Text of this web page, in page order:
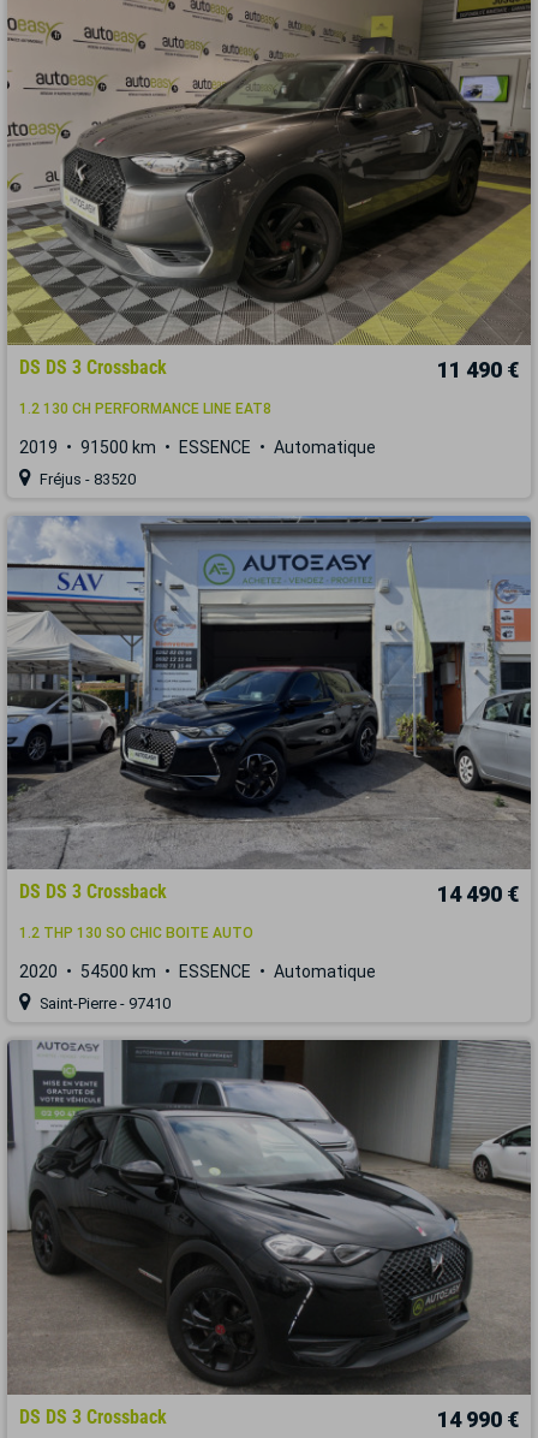
DS DS 3 Crossback 11 490 €
1.2 130 CH PERFORMANCE LINE EAT8
2019 91500 km ESSENCE Automatique
Fréjus - 83520
DS DS 3 Crossback 14 490 €
1.2 THP 130 SO CHIC BOITE AUTO
2020 54500 km ESSENCE Automatique
Saint-Pierre - 97410
DS DS 3 Crossback 14 990 €